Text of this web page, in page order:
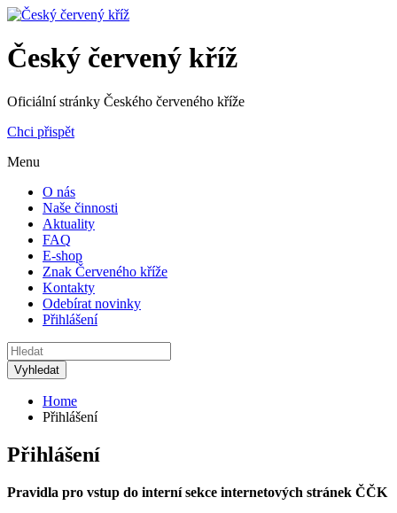
Český červený kříž
Oficiální stránky Českého červeného kříže
Chci přispět
Menu
O nás
Naše činnosti
Aktuality
FAQ
E-shop
Znak Červeného kříže
Kontakty
Odebírat novinky
Přihlášení
Home
Přihlášení
Přihlášení
Pravidla pro vstup do interní sekce internetových stránek ČČK